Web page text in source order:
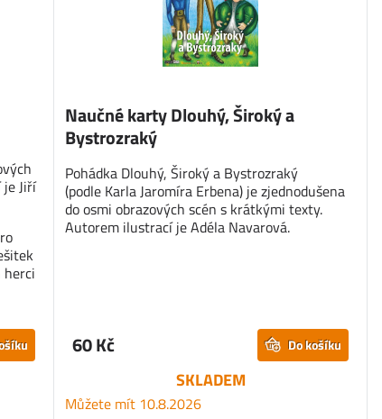
Jiří
herci
Naučné karty Dlouhý, Široký a
Bystrozraký
Pohádka Dlouhý, Široký a Bystrozraký
(podle Karla Jaromíra Erbena) je zjednodušena
do osmi obrazových scén s krátkými texty.
Autorem ilustrací je Adéla Navarová.
60 Kč Do košíku
SKLADEM
Můžete mít 10.8.2026